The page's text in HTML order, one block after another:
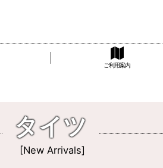
ご利用案内
タイツ
[New Arrivals]